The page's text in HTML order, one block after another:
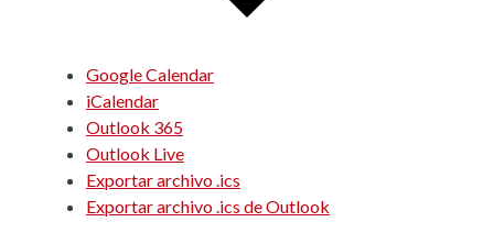
Google Calendar
iCalendar
Outlook 365
Outlook Live
Exportar archivo .ics
Exportar archivo .ics de Outlook